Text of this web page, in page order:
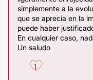
simplemente a la
que se aprecia en la
puede haber
En cualquier caso,
Un saludo
1